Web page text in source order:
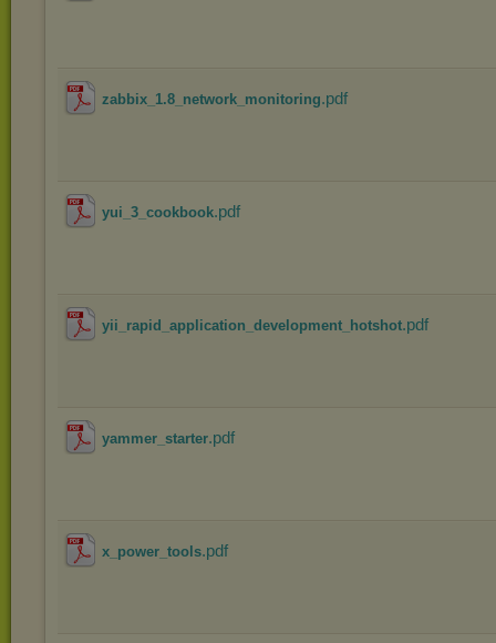
zabbix_1.8_network_monitoring.pdf
yui_3_cookbook.pdf
yii_rapid_application_development_hotshot.pdf
yammer_starter.pdf
x_power_tools.pdf